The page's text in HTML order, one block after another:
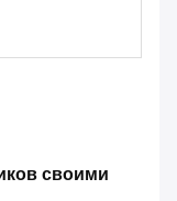
своими